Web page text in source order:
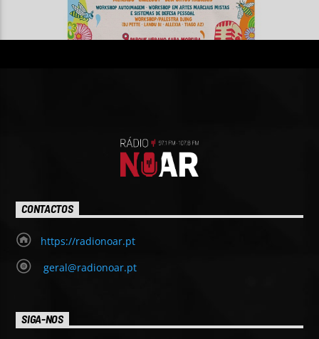
CONTACTOS
https://radionoar.pt
geral@radionoar.pt
SIGA-NOS